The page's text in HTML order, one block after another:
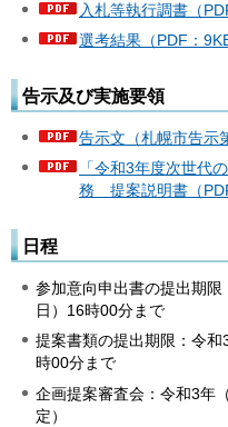
入札等執行調書（
選考結果（PDF：9KB
告示及び実施要領
告示文（札幌市告示
「令和3年度次世代
務 提案説明書（
日程
参加意向申出書の提出期
日）16時00分まで
提案書類の提出期限：令
時00分まで
企画提案審査会：令和3年
定）